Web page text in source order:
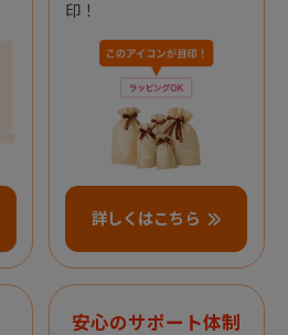
印！
詳しくはこちら
安心のサポート体制